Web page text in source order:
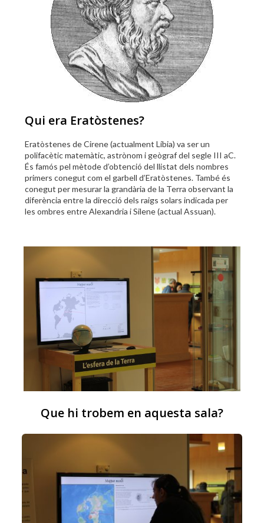
Qui era Eratòstenes?
Eratòstenes de Cirene (actualment Líbia) va ser un
polifacètic matemàtic, astrònom i geògraf del segle III aC.
És famós pel mètode d’obtenció del llistat dels nombres
primers conegut com el garbell d’Eratòstenes. També és
conegut per mesurar la grandària de la Terra observant la
diferència entre la direcció dels raigs solars indicada per
les ombres entre Alexandria i Silene (actual Assuan).
Que hi trobem en aquesta sala?